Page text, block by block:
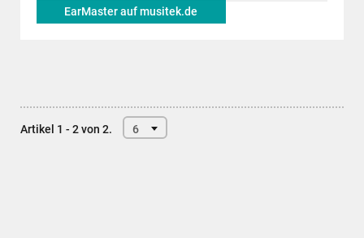
EarMaster auf musitek.de
Artikel 1 - 2 von 2. 6